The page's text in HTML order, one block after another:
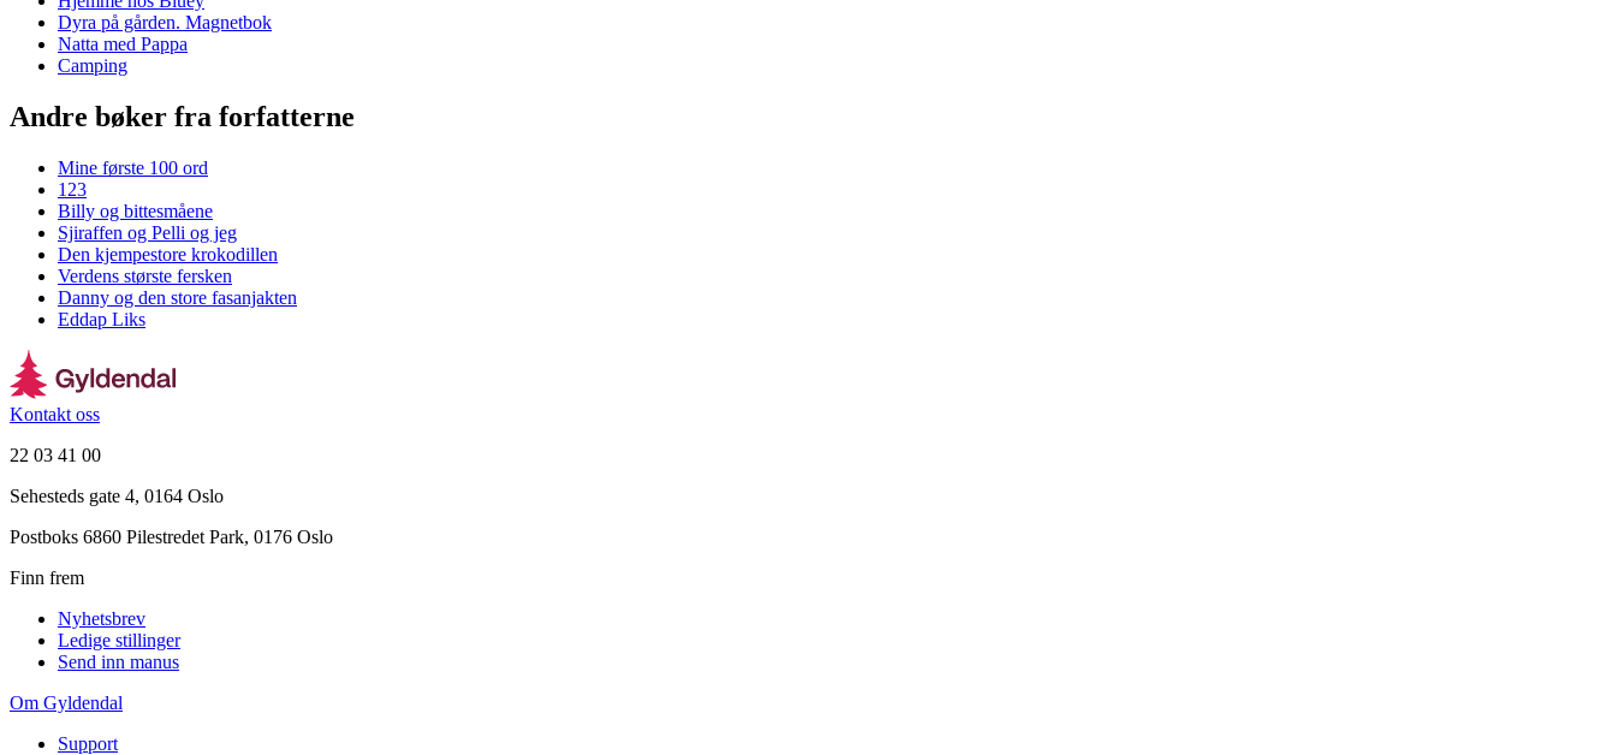
Dyra på gården. Magnetbok
Natta med Pappa
Camping
Andre bøker fra forfatterne
Mine første 100 ord
123
Billy og bittesmåene
Sjiraffen og Pelli og jeg
Den kjempestore krokodillen
Verdens største fersken
Danny og den store fasanjakten
Eddap Liks
Kontakt oss
22 03 41 00
Sehesteds gate 4, 0164 Oslo
Postboks 6860 Pilestredet Park, 0176 Oslo
Finn frem
Nyhetsbrev
Ledige stillinger
Send inn manus
Om Gyldendal
Support